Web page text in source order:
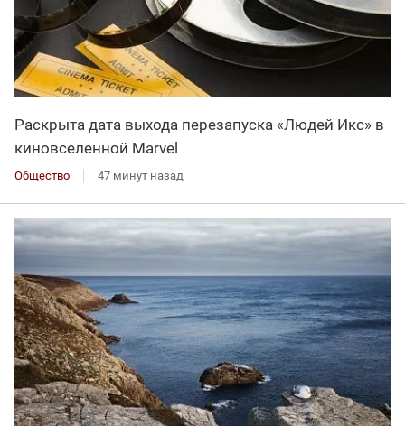
Раскрыта дата выхода перезапуска «Людей Икс» в
киновселенной Marvel
Общество 47 минут назад